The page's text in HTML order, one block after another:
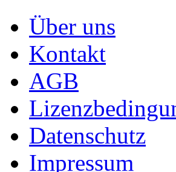
Über uns
Kontakt
AGB
Datenschutz
Impressum